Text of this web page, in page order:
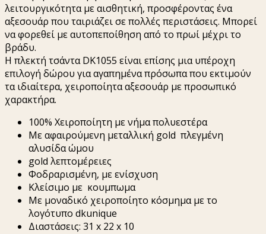
λειτουργικότητα με αισθητική, προσφέροντας ένα
αξεσουάρ που ταιριάζει σε πολλές περιστάσεις. Μπορεί
να φορεθεί με αυτοπεποίθηση από το πρωί μέχρι το
βράδυ.
Η πλεκτή τσάντα DK1055 είναι επίσης μια υπέροχη
επιλογή δώρου για αγαπημένα πρόσωπα που εκτιμούν
τα ιδιαίτερα, χειροποίητα αξεσουάρ με προσωπικό
χαρακτήρα.
100% Χειροποίητη με νήμα πολυεστέρα
Με αφαιρούμενη μεταλλική gold πλεγμένη
αλυσίδα ώμου
gold λεπτομέρειες
Φοδραρισμένη, με ενίσχυση
Κλείσιμο με κουμπωμα
Με μοναδικό χειροποίητο κόσμημα με το
λογότυπο dkunique
Διαστάσεις: 31 x 22 x 10